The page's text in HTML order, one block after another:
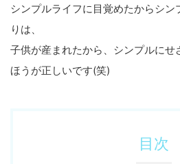
シンプルライフに目覚めたからシン
りは、
子供が産まれたから、シンプルにせ
ほうが正しいです(笑)
目次